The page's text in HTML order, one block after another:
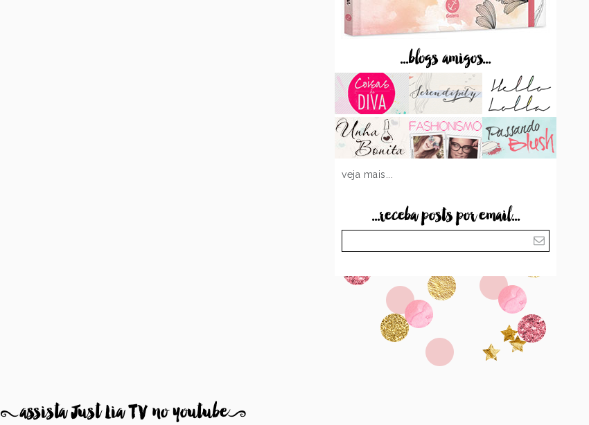
...blogs amigos...
veja mais...
...receba posts por email...
8assista Just Lia TV no youtube9